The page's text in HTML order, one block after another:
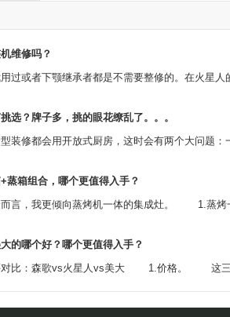
维修吗？
选？牌子多，挑的眼花缭乱了。。。
蒸箱组合，哪个更值得入手？
的哪个好？哪个更值得入手？